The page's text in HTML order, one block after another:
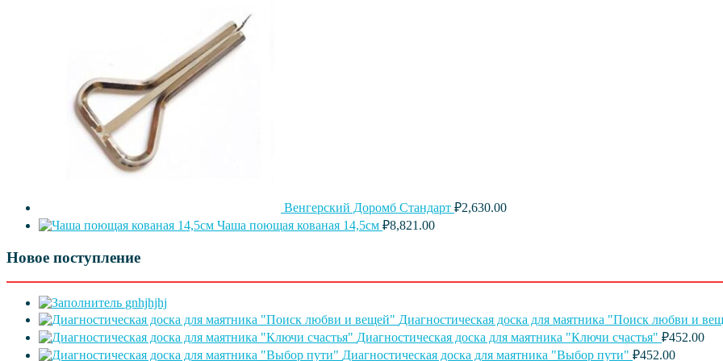
Венгерский Доромб Стандарт ₽2,630.00
Чаша поющая кованая 14,5см ₽8,821.00
Новое поступление
gnhjhjhj
Диагностическая доска для маятника "Поиск любви и
Диагностическая доска для маятника "Ключи счастья" ₽452.00
Диагностическая доска для маятника "Выбор пути" ₽452.00